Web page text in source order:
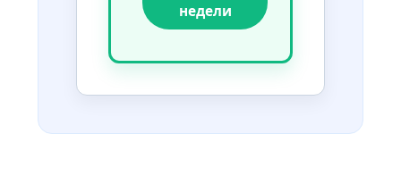
недели